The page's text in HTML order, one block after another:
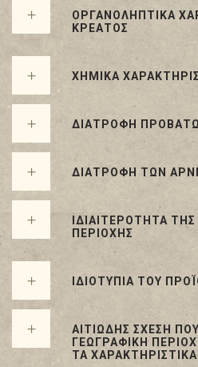
ΟΡΓΑΝΟΛΗΠΤΙΚΑ
ΚΡΕΑΤΟΣ
ΧΗΜΙΚΑ
ΔΙΑΤΡΟΦΗ
ΔΙΑΤΡΟΦΗ ΤΩΝ
ΙΔΙΑΙΤΕΡΟΤΗΤΑ
ΠΕΡΙΟΧΗΣ
ΙΔΙΟΤΥΠΙΑ ΤΟΥ
ΑΙΤΙΩΔΗΣ ΣΧΕΣΗ
ΓΕΩΓΡΑΦΙΚΗ
Α ΧΑΡΑΚΤΗΡΙΣΤΙΚΑ